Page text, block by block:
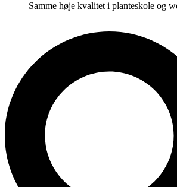
Samme høje kvalitet i planteskole og